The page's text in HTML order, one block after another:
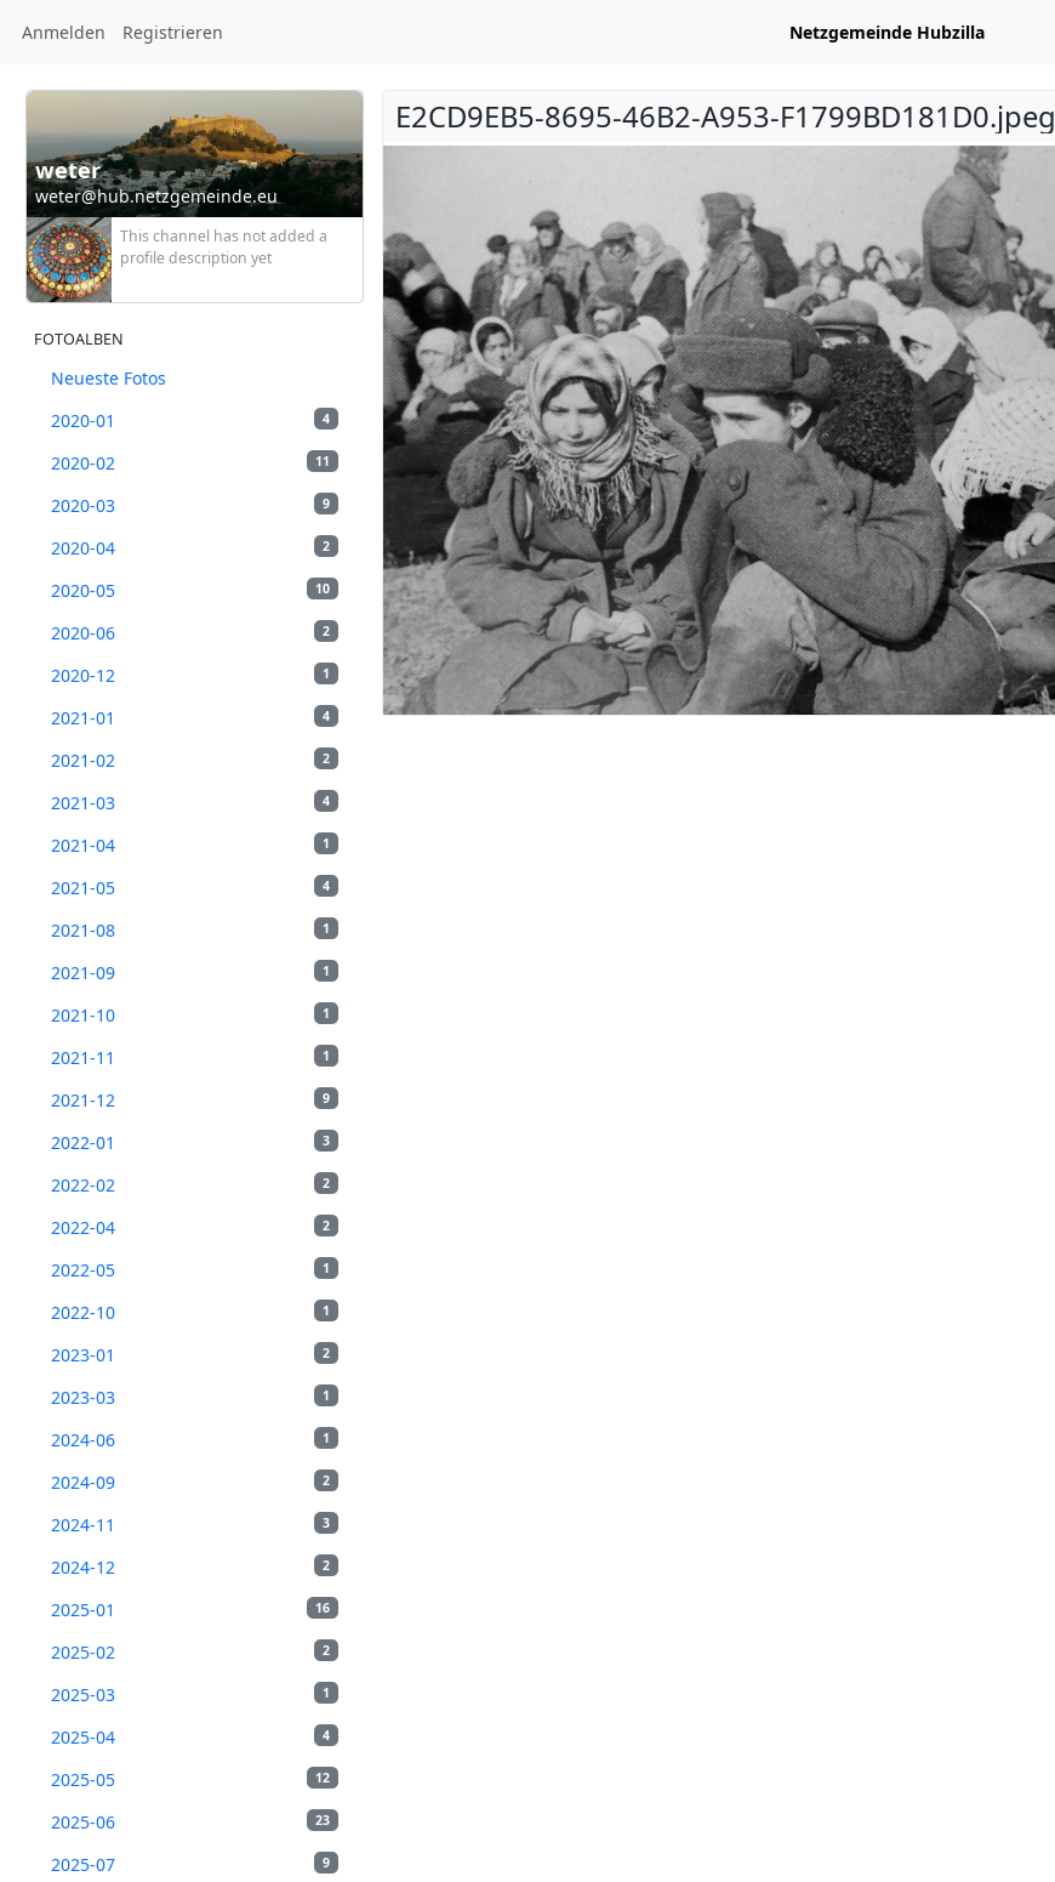
Anmelden Registrieren Netzgemeinde Hubzilla
weter
weter@hub.netzgemeinde.eu
This channel has not added a
profile description yet
FOTOALBEN
Neueste Fotos
4
2020-01
11
2020-02
9
2020-03
2
2020-04
10
2020-05
2
2020-06
1
2020-12
4
2021-01
2
2021-02
4
2021-03
1
2021-04
4
2021-05
1
2021-08
1
2021-09
1
2021-10
1
2021-11
9
2021-12
3
2022-01
2
2022-02
2
2022-04
1
2022-05
1
2022-10
2
2023-01
1
2023-03
1
2024-06
2
2024-09
3
2024-11
2
2024-12
16
2025-01
2
2025-02
1
2025-03
4
2025-04
12
2025-05
23
2025-06
9
2025-07
E2CD9EB5-8695-46B2-A953-F1799BD181D0.jpeg